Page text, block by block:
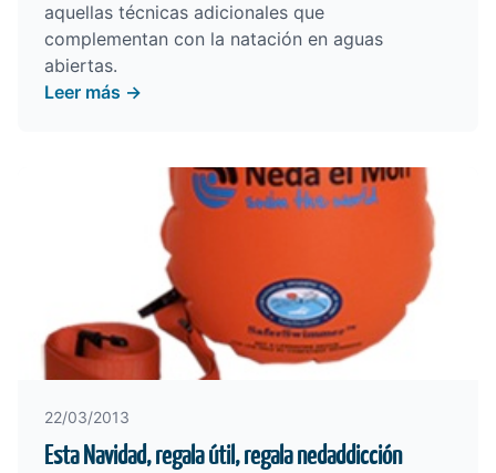
aquellas técnicas adicionales que
complementan con la natación en aguas
abiertas.
Leer más →
22/03/2013
Esta Navidad, regala útil, regala nedaddicción